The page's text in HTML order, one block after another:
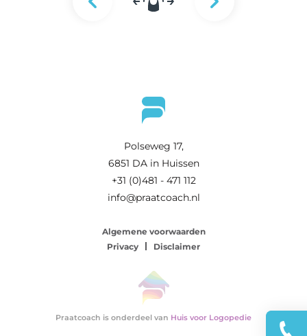
Polseweg 17,
6851 DA in Huissen
+31 (0)481 - 471 112
info@praatcoach.nl
Algemene voorwaarden
Privacy
Disclaimer
Praatcoach is onderdeel van Huis voor Logopedie